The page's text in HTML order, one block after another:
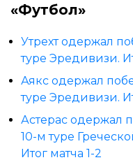
«Футбол»
Утрехт одержал
туре Эредивизи.
Аякс одержал
туре Эредивизи.
Астерас одержал
10-м туре
Итог матча 1-2